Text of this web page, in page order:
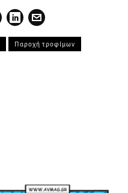
Παροχή τροφίμων